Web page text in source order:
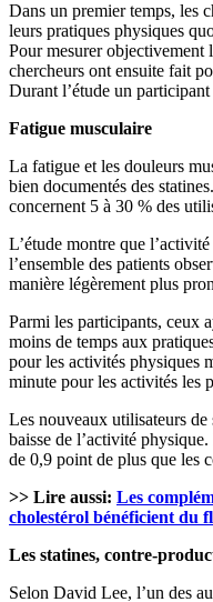
Dans un premier temps, les
leurs pratiques physiques
Pour mesurer objectivement
chercheurs ont ensuite fait
Durant l’étude un
Fatigue musculaire
La fatigue et les douleurs
bien documentés des
concernent 5 à 30 % des
L’étude montre que
l’ensemble des patients
manière légèrement plus
Parmi les participants, ceux
moins de temps aux
pour les activités physiques
minute pour les activités les
Les nouveaux utilisateurs de
baisse de l’activité
de 0,9 point de plus que les
>> Lire aussi: Les
cholestérol bénéficient du
Les statines, contre-
Selon David Lee, l’un des